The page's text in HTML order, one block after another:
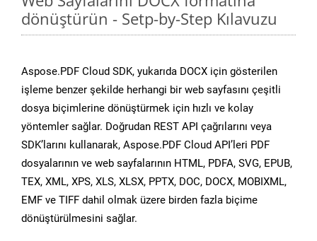
dönüştürün - Setp-by-Step Kılavuzu
Aspose.PDF Cloud SDK, yukarıda DOCX için gösterilen
işleme benzer şekilde herhangi bir web sayfasını çeşitli
dosya biçimlerine dönüştürmek için hızlı ve kolay
yöntemler sağlar. Doğrudan REST API çağrılarını veya
SDK’larını kullanarak, Aspose.PDF Cloud API’leri PDF
dosyalarının ve web sayfalarının HTML, PDFA, SVG, EPUB,
TEX, XML, XPS, XLS, XLSX, PPTX, DOC, DOCX, MOBIXML,
EMF ve TIFF dahil olmak üzere birden fazla biçime
dönüştürülmesini sağlar.